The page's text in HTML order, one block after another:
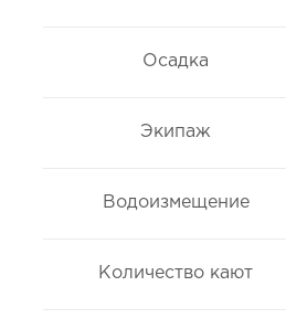
Осадка
Экипаж
Водоизмещение
Количество кают